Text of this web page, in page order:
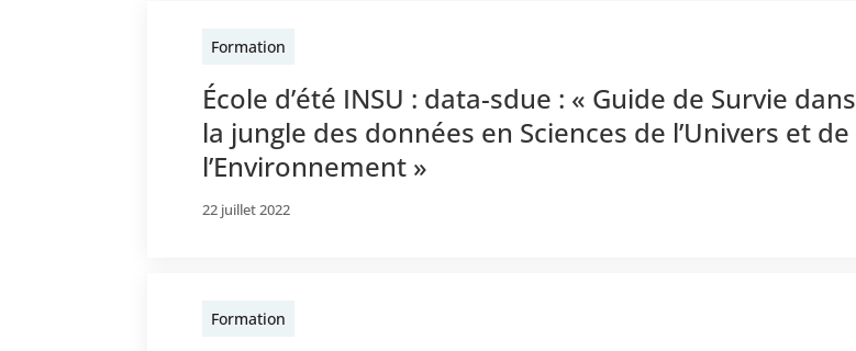
Formation
École d’été INSU : data-sdue : « Guide de Survie dans
la jungle des données en Sciences de l’Univers et de
l’Environnement »
22 juillet 2022
Formation